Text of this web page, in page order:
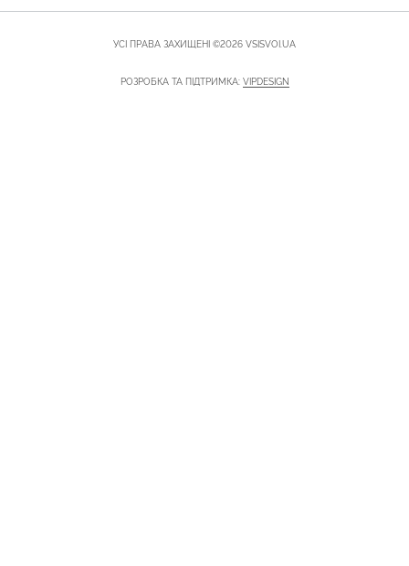
УСІ ПРАВА ЗАХИЩЕНІ ©2026 VSISVOI.UA
РОЗРОБКА ТА ПІДТРИМКА: VIPDESIGN